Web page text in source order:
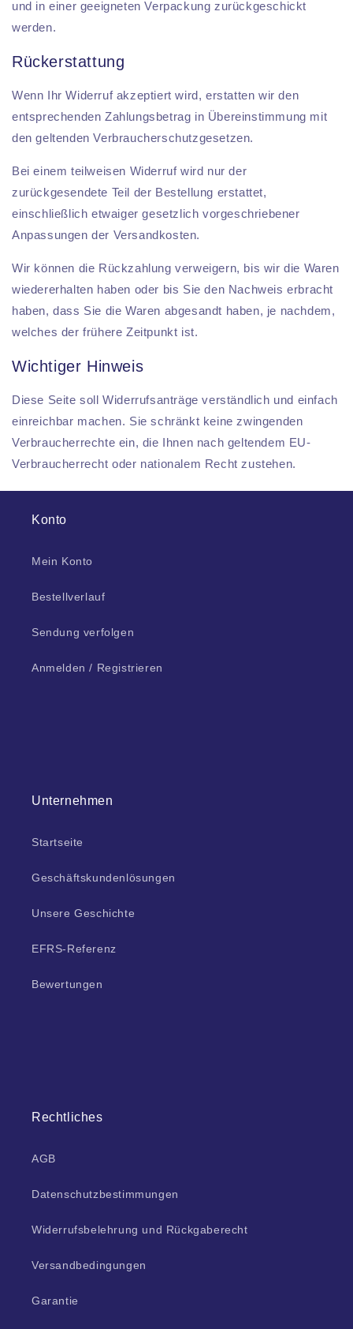
und in einer geeigneten Verpackung zurückgeschickt
werden.
Rückerstattung
Wenn Ihr Widerruf akzeptiert wird, erstatten wir den
entsprechenden Zahlungsbetrag in Übereinstimmung mit
den geltenden Verbraucherschutzgesetzen.
Bei einem teilweisen Widerruf wird nur der
zurückgesendete Teil der Bestellung erstattet,
einschließlich etwaiger gesetzlich vorgeschriebener
Anpassungen der Versandkosten.
Wir können die Rückzahlung verweigern, bis wir die Waren
wiedererhalten haben oder bis Sie den Nachweis erbracht
haben, dass Sie die Waren abgesandt haben, je nachdem,
welches der frühere Zeitpunkt ist.
Wichtiger Hinweis
Diese Seite soll Widerrufsanträge verständlich und einfach
einreichbar machen. Sie schränkt keine zwingenden
Verbraucherrechte ein, die Ihnen nach geltendem EU-
Verbraucherrecht oder nationalem Recht zustehen.
Konto
Mein Konto
Bestellverlauf
Sendung verfolgen
Anmelden / Registrieren
Unternehmen
Startseite
Geschäftskundenlösungen
Unsere Geschichte
EFRS-Referenz
Bewertungen
Rechtliches
AGB
Datenschutzbestimmungen
Widerrufsbelehrung und Rückgaberecht
Versandbedingungen
Garantie